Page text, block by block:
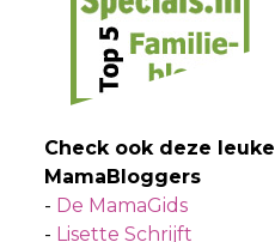
Check ook deze leuke
MamaBloggers
- De MamaGids
- Lisette Schrijft